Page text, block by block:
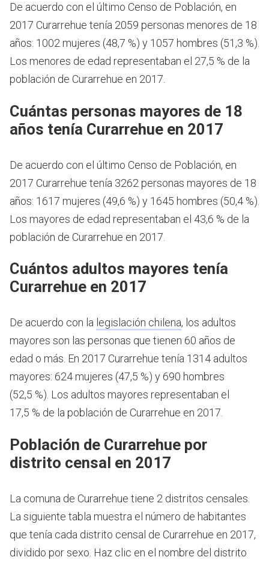
De acuerdo con el último Censo de Población, en
2017 Curarrehue tenía 2059 personas menores de 18
años: 1002 mujeres (48,7 %) y 1057 hombres (51,3 %).
Los menores de edad representaban el 27,5 % de la
población de Curarrehue en 2017.
Cuántas personas mayores de 18
años tenía Curarrehue en 2017
De acuerdo con el último Censo de Población, en
2017 Curarrehue tenía 3262 personas mayores de 18
años: 1617 mujeres (49,6 %) y 1645 hombres (50,4 %).
Los mayores de edad representaban el 43,6 % de la
población de Curarrehue en 2017.
Cuántos adultos mayores tenía
Curarrehue en 2017
De acuerdo con la legislación chilena, los adultos
mayores son las personas que tienen 60 años de
edad o más. En 2017 Curarrehue tenía 1314 adultos
mayores: 624 mujeres (47,5 %) y 690 hombres
(52,5 %). Los adultos mayores representaban el
17,5 % de la población de Curarrehue en 2017.
Población de Curarrehue por
distrito censal en 2017
La comuna de Curarrehue tiene 2 distritos censales.
La siguiente tabla muestra el número de habitantes
que tenía cada distrito censal de Curarrehue en 2017,
dividido por sexo. Haz clic en el nombre del distrito